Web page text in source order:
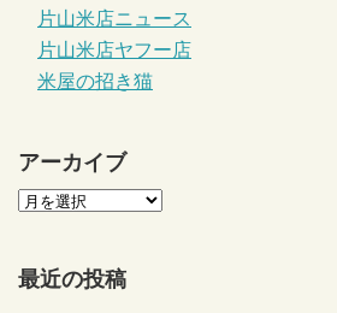
片山米店ニュース
片山米店ヤフー店
米屋の招き猫
アーカイブ
最近の投稿